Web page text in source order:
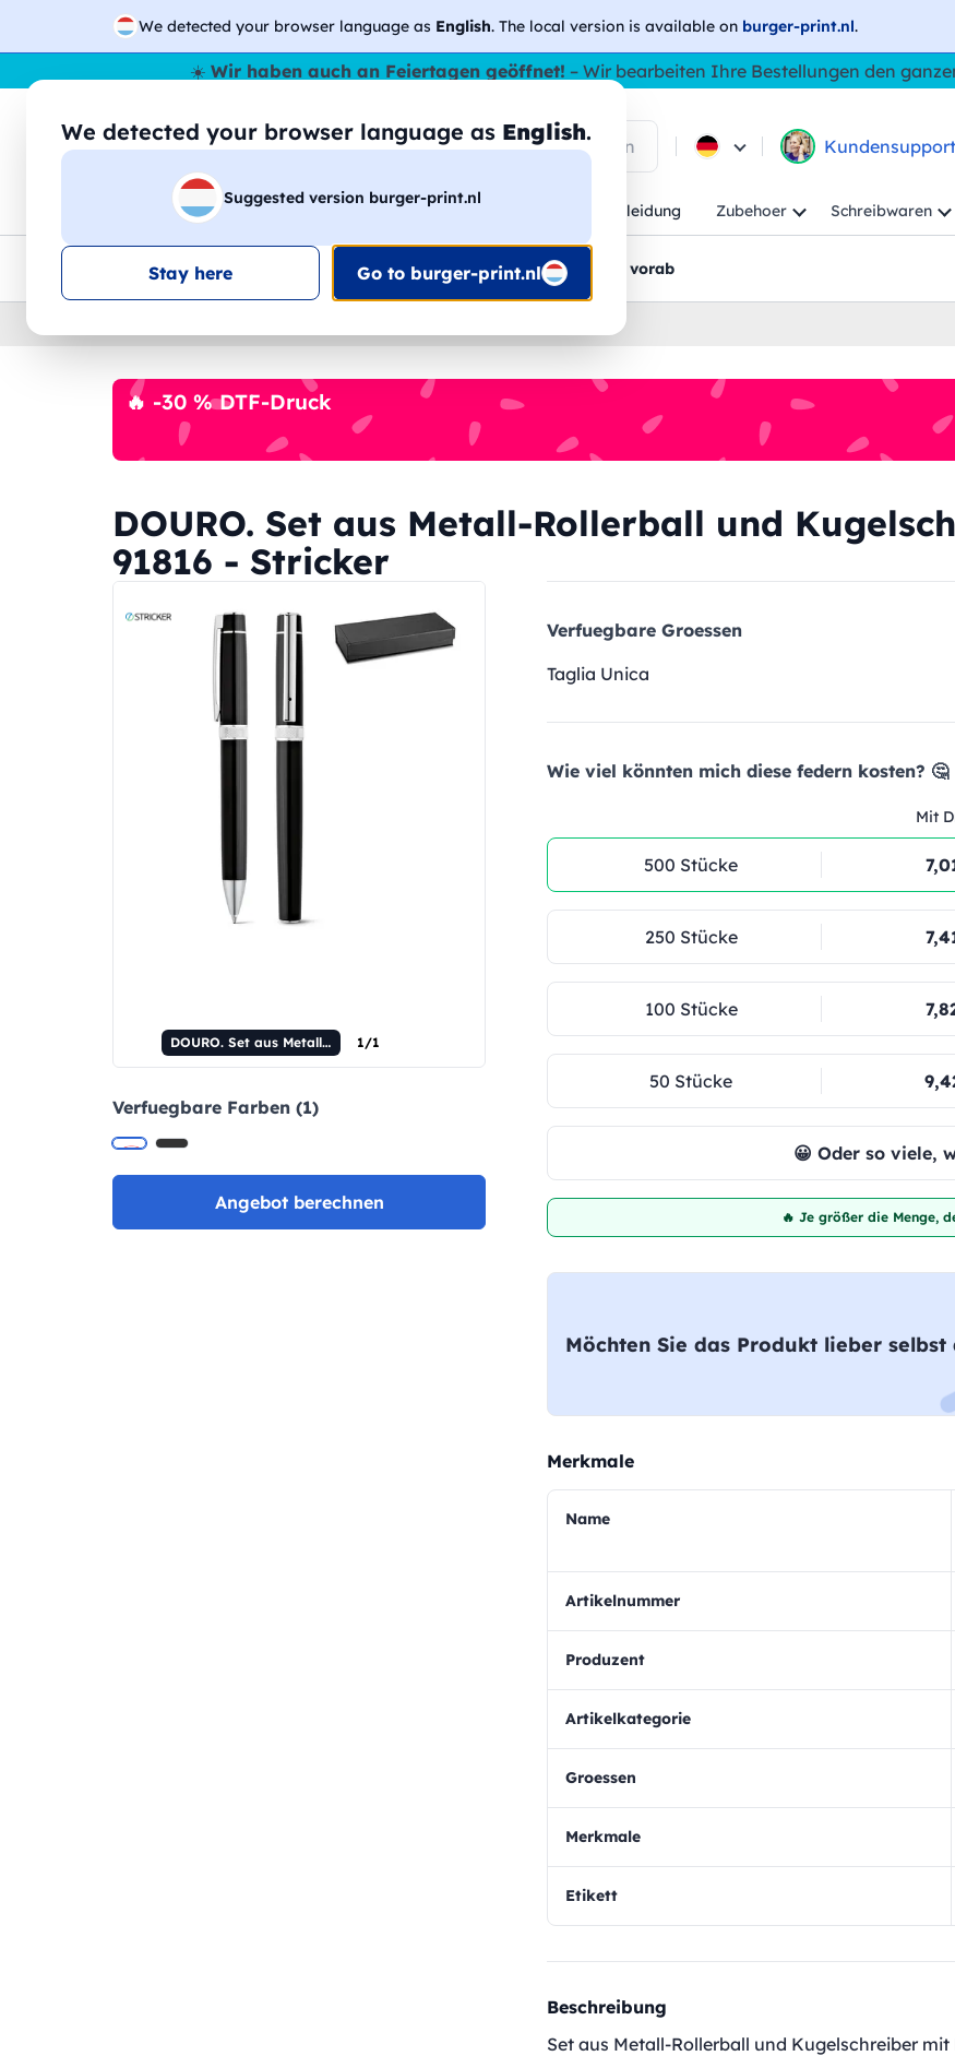
We detected your browser language as English. The local version is available on burger-print.nl.
We detected your browser language as English.
Suggested version burger-print.nl
Stay here Go to burger-print.nl
☀️ Wir haben auch an Feiertagen geöffnet! – Wir bearbeiten Ihre Bestellungen den
🔎 Suche in den Produkten Kundensupport
Sweatshirts Mann Frau Arbeitskleidung Zubehoer Schreibwaren
EU-weite Lieferung Mengenrabatt KundensupportGrafikentwürfe vorab
🔥 -30 % DTF-Druck
DOURO. Set aus Metall-Rollerball und
91816 - Stricker
DOURO. Set aus Metall-Rollerball und Kugelschreiber. 1/1
Verfuegbare Farben (1)
Angebot berechnen
Verfuegbare Groessen
Taglia Unica
Wie viel könnten mich diese federn kosten? 🤔
Mit
500 Stücke
250 Stücke
100 Stücke
50 Stücke
😀 Oder so viele,
🔥 Je größer die Menge,
Möchten Sie das Produkt lieber selbst
Merkmale
Name
Artikelnummer
Produzent
Artikelkategorie
Groessen
Merkmale
Etikett
Beschreibung
Set aus Metall-Rollerball und Kugelschreiber